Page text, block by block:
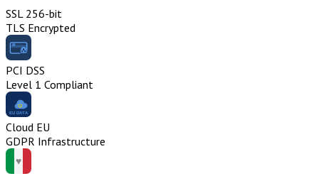
SSL 256-bit
TLS Encrypted
PCI DSS
Level 1 Compliant
Cloud EU
GDPR Infrastructure